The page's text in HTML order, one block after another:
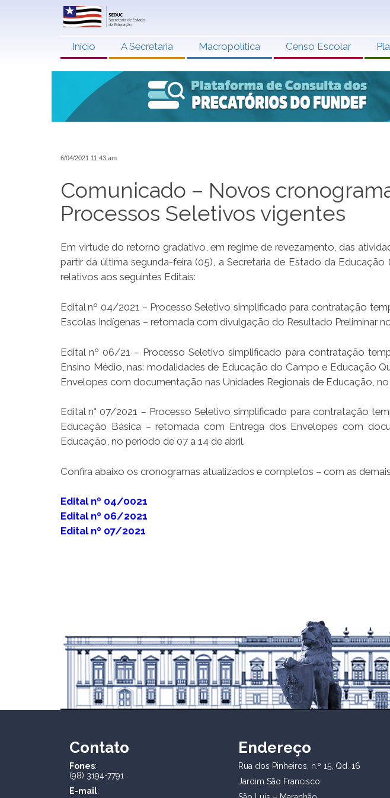
Início A Secretaria Macropolítica Censo Escolar
6/04/2021 11:43 am
Comunicado – Novos
Processos Seletivos vigentes
Em virtude do retorno gradativo, em regime de revezamento, das
partir da última segunda-feira (05), a Secretaria de Estado da
relativos aos seguintes Editais:
Edital nº 04/2021 – Processo Seletivo simplificado para contratação
Escolas Indígenas – retomada com divulgação do Resultado Preliminar
Edital nº 06/21 – Processo Seletivo simplificado para contratação
Ensino Médio, nas: modalidades de Educação do Campo e Educação
Envelopes com documentação nas Unidades Regionais de Educação,
Edital n° 07/2021 – Processo Seletivo simplificado para contratação
Educação Básica – retomada com Entrega dos Envelopes com
Educação, no período de 07 a 14 de abril.
Confira abaixo os cronogramas atualizados e completos – com as
Edital nº 04/0021
Edital nº 06/2021
Edital nº 07/2021
Contato
Fones:
(98) 3194-7791
E-mail:
Endereço
Rua dos Pinheiros, n.º 15, Qd. 16
Jardim São Francisco